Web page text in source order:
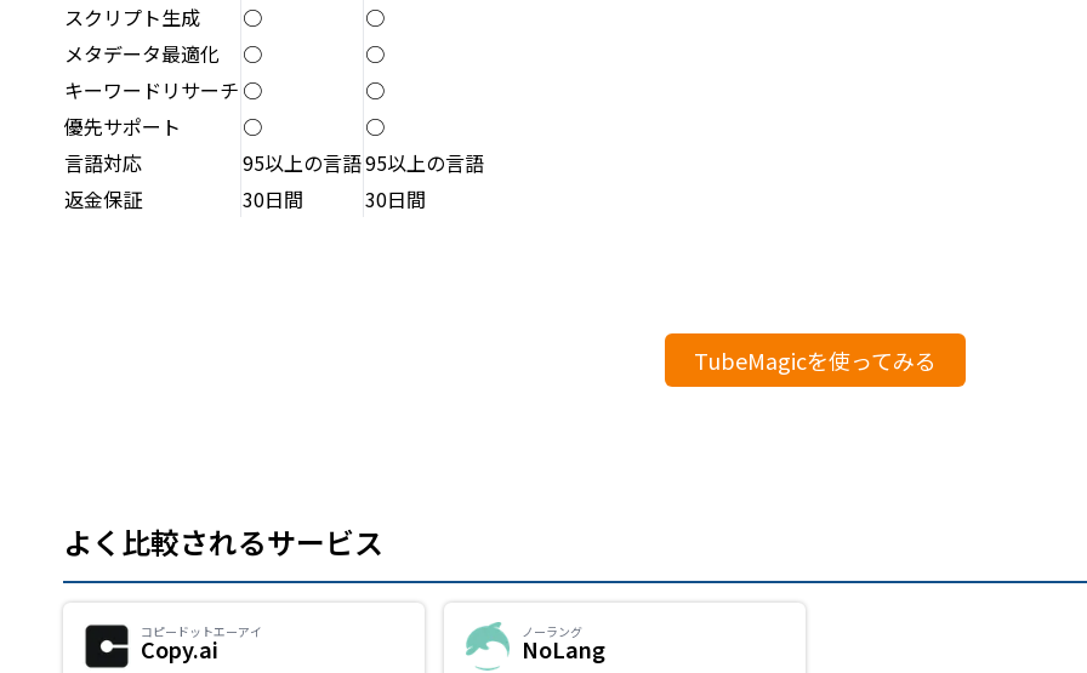
スクリプト生成
○
○
メタデータ最適化
○
○
キーワードリサーチ ○
○
優先サポート
○
○
言語対応
95以上の言語95以上の言語
返金保証
30日間 30日間
TubeMagicを使ってみる
よく比較されるサービス
コピードットエーアイ
Copy.ai
ノーラング
NoLang